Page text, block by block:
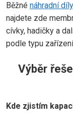
Běžné náhradní
najdete zde
cívky, hadičky a
podle typu
Výběr
Kde zjistím